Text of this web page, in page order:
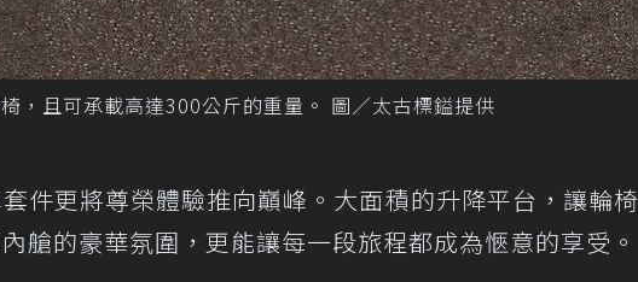
，且可承載高達300公斤的重量。 圖／太古標鎰提供
件更將尊榮體驗推向巔峰。大面積的升降平台，讓輪椅
艙的豪華氛圍，更能讓每一段旅程都成為愜意的享受。